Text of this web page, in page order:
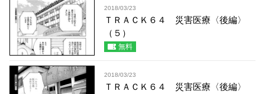
2018/03/23
ＴＲＡＣＫ６４ 災害医療〈後編〉
（５）
無料
2018/03/23
ＴＲＡＣＫ６４ 災害医療〈後編〉